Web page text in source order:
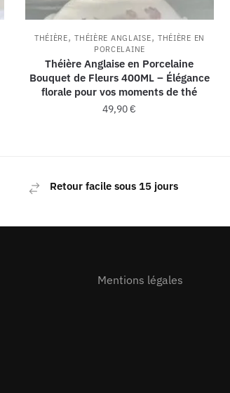
THÉIÈRE,THÉIÈRE ANGLAISE, THÉIÈRE EN
PORCELAINE
Théière Anglaise en Porcelaine
Bouquet de Fleurs 400ML – Élégance
florale pour vos moments de thé
49,90€
Retour facile sous 15 jours
Mentions légales